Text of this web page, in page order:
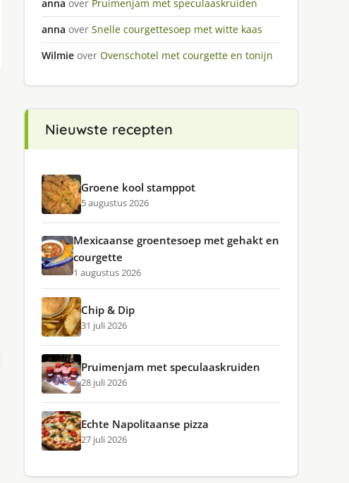
anna over Pruimenjam met speculaaskruiden
anna over Snelle courgettesoep met witte kaas
Wilmie over Ovenschotel met courgette en tonijn
Nieuwste recepten
Groene kool stamppot
5 augustus 2026
Mexicaanse groentesoep met gehakt en
courgette
1 augustus 2026
Chip & Dip
31 juli 2026
Pruimenjam met speculaaskruiden
28 juli 2026
Echte Napolitaanse pizza
27 juli 2026